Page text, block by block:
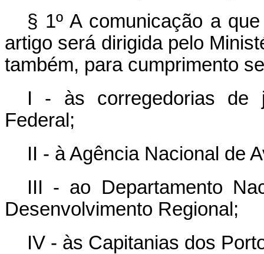
§ 1º A comunicação a
artigo será dirigida pelo
também, para cumprimento
I - às corregedorias de
Federal;
II - à Agência Nacional de
III - ao Departamento
Desenvolvimento Regional;
IV - às Capitanias dos